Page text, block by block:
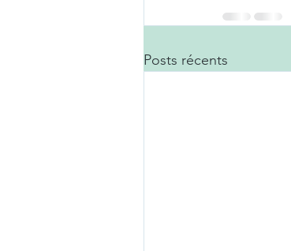
Posts récents